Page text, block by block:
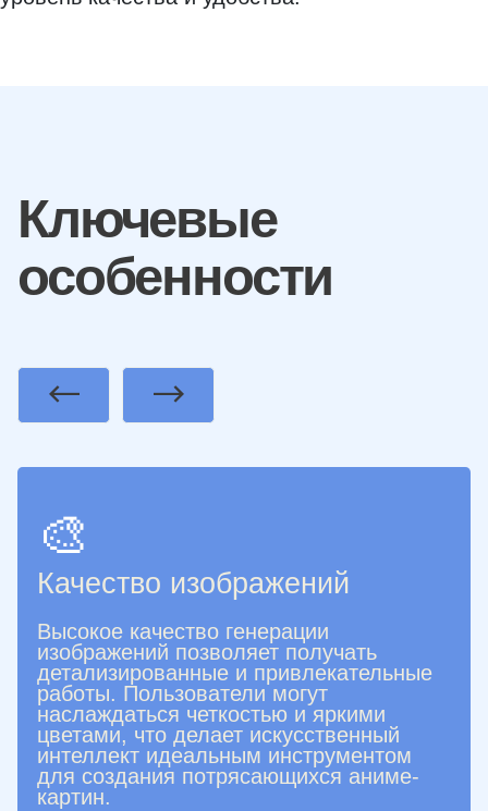
Ключевые
особенности
🎨
Качество изображений
Высокое качество генерации
изображений позволяет получать
детализированные и привлекательные
работы. Пользователи могут
наслаждаться четкостью и яркими
цветами, что делает искусственный
интеллект идеальным инструментом
для создания потрясающихся аниме-
картин.
PreviousNext